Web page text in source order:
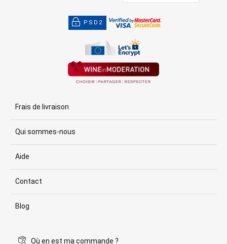
PSD2
Frais de livraison
Qui sommes-nous
Aide
Contact
Blog
Où en est ma commande ?